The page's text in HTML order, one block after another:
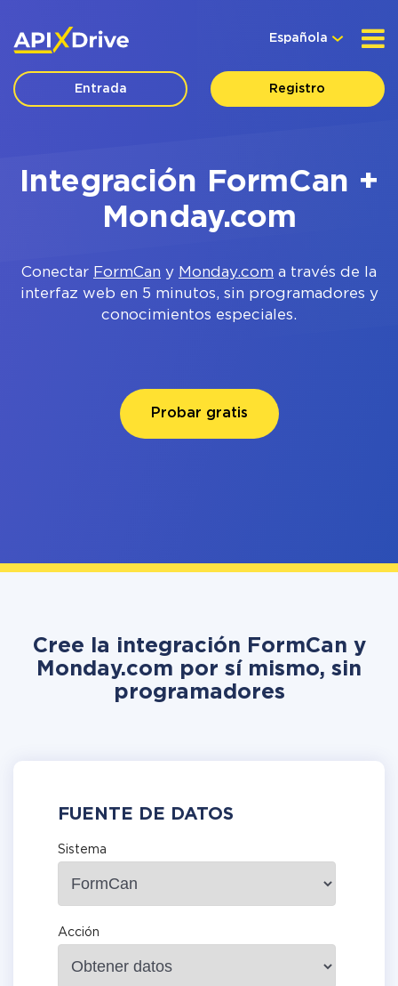
Española
Entrada Registro
Integración FormCan +
Monday.com
Conectar FormCan y Monday.com a través de la
interfaz web en 5 minutos, sin programadores y
conocimientos especiales.
Probar gratis
Cree la integración FormCan y
Monday.com por sí mismo, sin
programadores
FUENTE DE DATOS
Sistema
Acción